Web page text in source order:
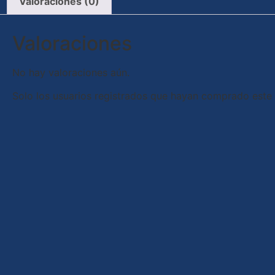
Valoraciones
No hay valoraciones aún.
Solo los usuarios registrados que hayan comprado